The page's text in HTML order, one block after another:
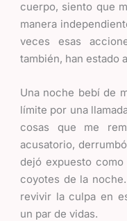
cuerpo, siento que
manera
veces esas
también, han estado
Una noche bebí de
límite por una
cosas que me
acusatorio,
dejó expuesto
coyotes de la
revivir la culpa en
un par de vidas.